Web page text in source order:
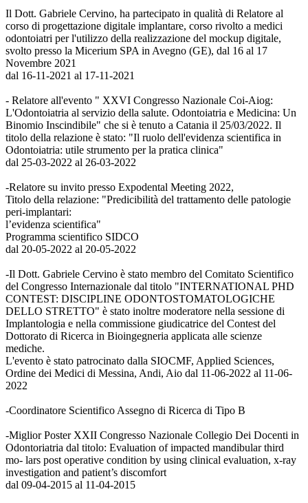
Il Dott. Gabriele Cervino, ha partecipato in qualità di Relatore al
corso di progettazione digitale implantare, corso rivolto a medici
odontoiatri per l'utilizzo della realizzazione del mockup digitale,
svolto presso la Micerium SPA in Avegno (GE), dal 16 al 17
Novembre 2021
dal 16-11-2021 al 17-11-2021
- Relatore all'evento " XXVI Congresso Nazionale Coi-Aiog:
L'Odontoiatria al servizio della salute. Odontoiatria e Medicina: Un
Binomio Inscindibile" che si è tenuto a Catania il 25/03/2022. Il
titolo della relazione è stato: "Il ruolo dell'evidenza scientifica in
Odontoiatria: utile strumento per la pratica clinica"
dal 25-03-2022 al 26-03-2022
-Relatore su invito presso Expodental Meeting 2022,
Titolo della relazione: "Predicibilità del trattamento delle patologie
peri-implantari:
l’evidenza scientifica"
Programma scientifico SIDCO
dal 20-05-2022 al 20-05-2022
-Il Dott. Gabriele Cervino è stato membro del Comitato Scientifico
del Congresso Internazionale dal titolo "INTERNATIONAL PHD
CONTEST: DISCIPLINE ODONTOSTOMATOLOGICHE
DELLO STRETTO" è stato inoltre moderatore nella sessione di
Implantologia e nella commissione giudicatrice del Contest del
Dottorato di Ricerca in Bioingegneria applicata alle scienze
mediche.
L'evento è stato patrocinato dalla SIOCMF, Applied Sciences,
Ordine dei Medici di Messina, Andi, Aio dal 11-06-2022 al 11-06-
2022
-Coordinatore Scientifico Assegno di Ricerca di Tipo B
-Miglior Poster XXII Congresso Nazionale Collegio Dei Docenti in
Odontoriatria dal titolo: Evaluation of impacted mandibular third
mo- lars post operative condition by using clinical evaluation, x-ray
investigation and patient’s discomfort
dal 09-04-2015 al 11-04-2015